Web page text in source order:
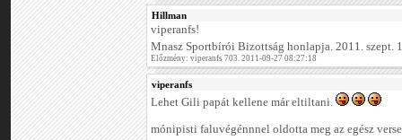
Hillman
viperanfs!
Mnasz Sportbírói Bizottság honlapja. 2011. szept.
Előzmény: viperanfs 703. 2011-09-27 08:27:18
viperanfs
Lehet Gili papát kellene már eltiltani.
mónipisti faluvégénnnel oldotta meg az egész